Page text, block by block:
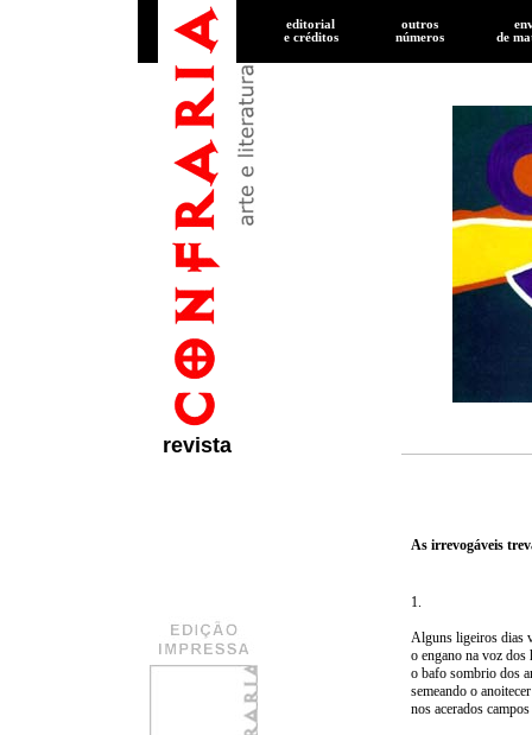
revista
editorial
e créditos
outros
números
de
As irrevogáveis
1.
Alguns ligeiros dias
o engano na voz dos
o bafo sombrio dos
semeando o anoitecer
nos acerados